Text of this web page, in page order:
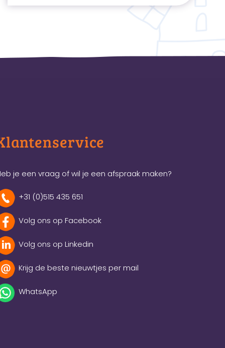
je een vraag of wil je een afspraak maken?
+31 (0)515 435 651
Volg ons op Facebook
Volg ons op Linkedin
Krijg de beste nieuwtjes per mail
WhatsApp